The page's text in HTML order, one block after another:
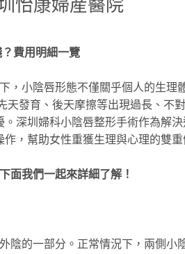
怡康婦産醫院
費用明細一覽
，小陰唇形態不僅關乎個人的生理
天發育、後天摩擦等出現過長、不
深圳婦科小陰唇整形手術作為解
，幫助女性重獲生理與心理的雙重
面我們一起來詳細了解！
陰的一部分。正常情況下，兩側小